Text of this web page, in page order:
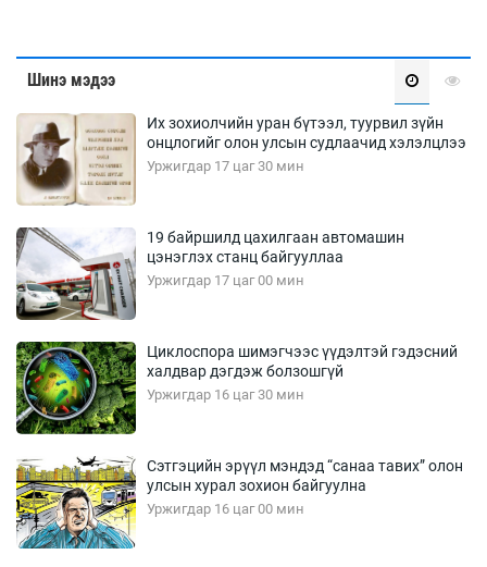
Шинэ мэдээ
Их зохиолчийн уран бүтээл, туурвил зүйн
онцлогийг олон улсын судлаачид хэлэлцлээ
Уржигдар 17 цаг 30 мин
19 байршилд цахилгаан автомашин
цэнэглэх станц байгууллаа
Уржигдар 17 цаг 00 мин
Циклоспора шимэгчээс үүдэлтэй гэдэсний
халдвар дэгдэж болзошгүй
Уржигдар 16 цаг 30 мин
Сэтгэцийн эрүүл мэндэд “санаа тавих” олон
улсын хурал зохион байгуулна
Уржигдар 16 цаг 00 мин